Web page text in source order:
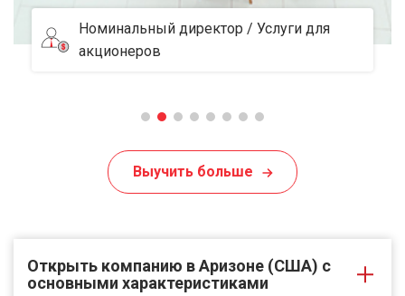
Обслуживаемый офис
Выучить больше
Открыть компанию в Аризоне (США) с
основными характеристиками